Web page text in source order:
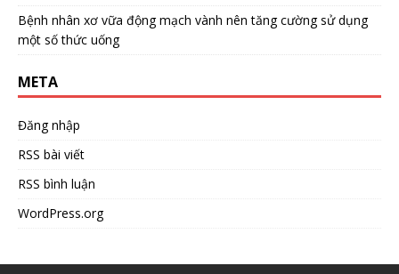
Bệnh nhân xơ vữa động mạch vành nên tăng cường sử dụng
một số thức uống
META
Đăng nhập
RSS bài viết
RSS bình luận
WordPress.org